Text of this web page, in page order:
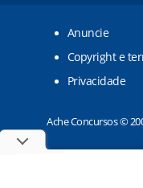
Anuncie
Copyright e
Privacidade
Ache Concursos ©